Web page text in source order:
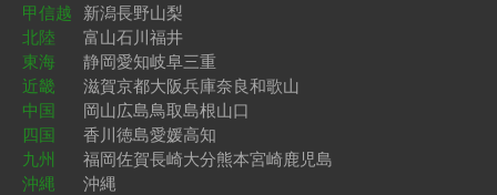
甲信越 新潟長野山梨
北陸
富山石川福井
東海
静岡愛知岐阜三重
近畿
滋賀京都大阪兵庫奈良和歌山
中国
岡山広島鳥取島根山口
四国
香川徳島愛媛高知
九州
福岡佐賀長崎大分熊本宮崎鹿児島
沖縄
沖縄